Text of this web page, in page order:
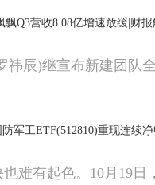
Q3营收8.08亿增速放缓|财报
祎辰)继宣布新建团队
军工ETF(512810)重现连续
难有起色。10月19日